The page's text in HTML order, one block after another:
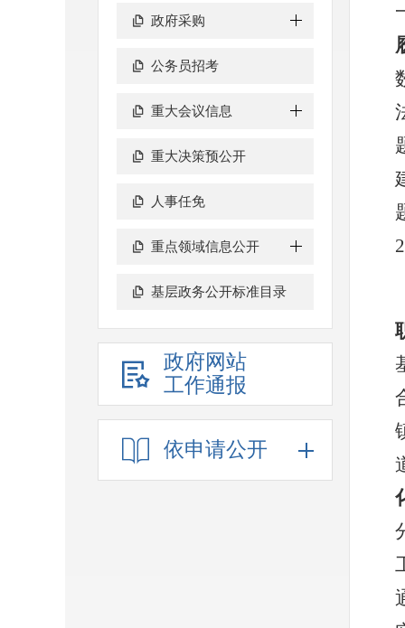
政府采购
公务员招考
重大会议信息
重大决策预公开
人事任免
重点领域信息公开
基层政务公开标准目录
政府网站
工作通报
依申请公开